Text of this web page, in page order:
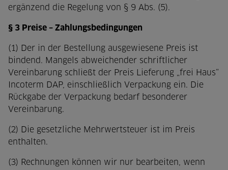
ergänzend die Regelung von § 9 Abs. (5).
§ 3 Preise – Zahlungsbedingungen
(1) Der in der Bestellung ausgewiesene Preis ist
bindend. Mangels abweichender schriftlicher
Vereinbarung schließt der Preis Lieferung „frei Haus“
Incoterm DAP, einschließlich Verpackung ein. Die
Rückgabe der Verpackung bedarf besonderer
Vereinbarung.
(2) Die gesetzliche Mehrwertsteuer ist im Preis
enthalten.
(3) Rechnungen können wir nur bearbeiten, wenn